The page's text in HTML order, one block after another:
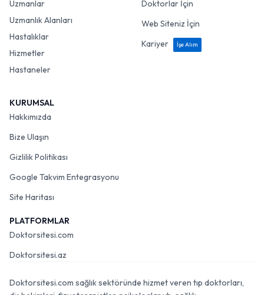
Uzmanlar
Uzmanlık Alanları
Hastalıklar
Hizmetler
Hastaneler
Doktorlar İçin
Web Siteniz İçin
Kariyer
İşe Alım
KURUMSAL
Hakkımızda
Bize Ulaşın
Gizlilik Politikası
Google Takvim Entegrasyonu
Site Haritası
PLATFORMLAR
Doktorsitesi.com
Doktorsitesi.az
Doktorsitesi.com sağlık sektöründe hizmet veren tıp doktorları,